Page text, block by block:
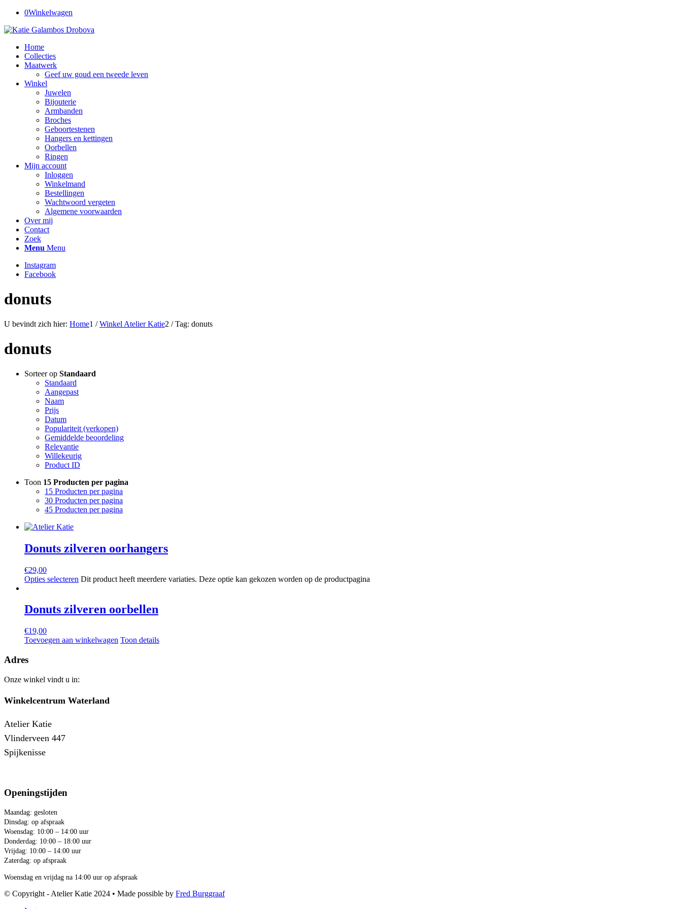
0Winkelwagen
Home
Collecties
Maatwerk
Geef uw goud een tweede leven
Winkel
Juwelen
Bijouterie
Armbanden
Broches
Geboortestenen
Hangers en kettingen
Oorbellen
Ringen
Mijn account
Inloggen
Winkelmand
Bestellingen
Wachtwoord vergeten
Algemene voorwaarden
Over mij
Contact
Zoek
Menu Menu
Instagram
Facebook
donuts
U bevindt zich hier: Home1 / Winkel Atelier Katie2 / Tag: donuts
donuts
Sorteer op Standaard
Standaard
Aangepast
Naam
Prijs
Datum
Populariteit (verkopen)
Gemiddelde beoordeling
Relevantie
Willekeurig
Product ID
Toon 15 Producten per pagina
15 Producten per pagina
30 Producten per pagina
45 Producten per pagina
Donuts zilveren oorhangers
€29,00
Opties selecteren Dit product heeft meerdere variaties. Deze optie kan gekozen worden op de productpagina
Donuts zilveren oorbellen
€19,00
Toevoegen aan winkelwagen Toon details
Adres
Onze winkel vindt u in:
Winkelcentrum Waterland
Atelier Katie
Vlinderveen 447
Spijkenisse
Openingstijden
Maandag: gesloten
Dinsdag: op afspraak
Woensdag: 10:00 – 14:00 uur
Donderdag: 10:00 – 18:00 uur
Vrijdag: 10:00 – 14:00 uur
Zaterdag: op afspraak
Woensdag en vrijdag na 14:00 uur op afspraak
© Copyright - Atelier Katie 2024 • Made possible by Fred Burggraaf